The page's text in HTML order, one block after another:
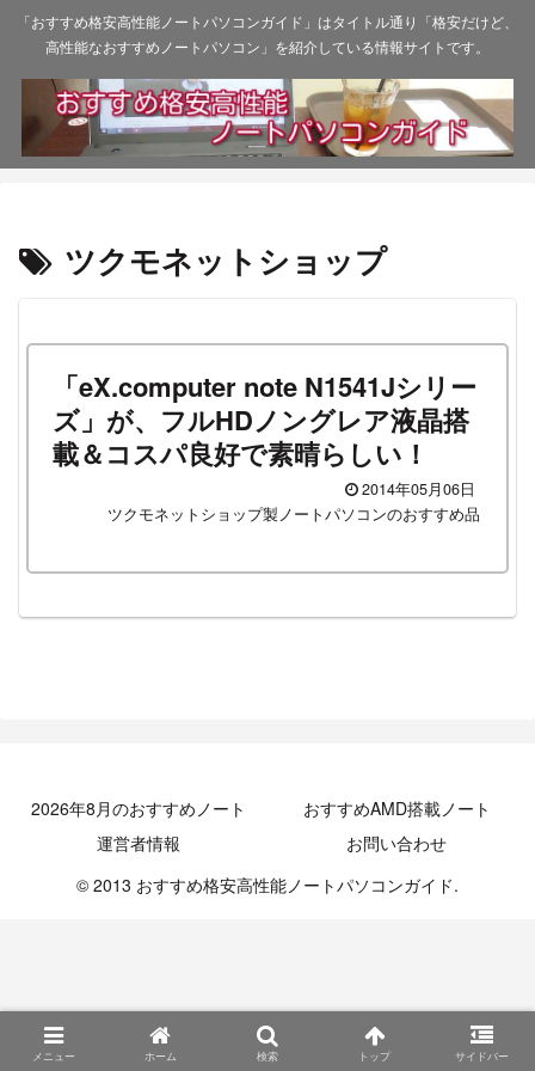
「おすすめ格安高性能ノートパソコンガイド」はタイトル通り「格安だけど、
高性能なおすすめノートパソコン」を紹介している情報サイトです。
ツクモネットショップ
「eX.computer note N1541Jシリー
ズ」が、フルHDノングレア液晶搭
載＆コスパ良好で素晴らしい！
2014年05月06日
ツクモネットショップ製ノートパソコンのおすすめ品
2026年8月のおすすめノート
おすすめAMD搭載ノート
運営者情報
お問い合わせ
© 2013 おすすめ格安高性能ノートパソコンガイド.
メニュー ホーム 検索 トップ サイドバー